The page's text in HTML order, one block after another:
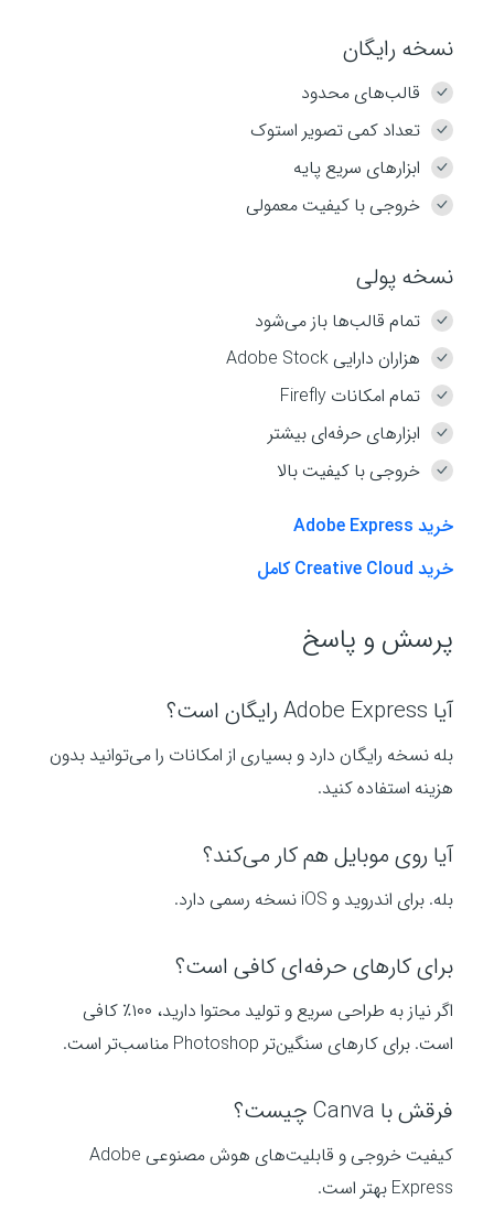
نسخه رایگان
قالب‌های محدود
تعداد کمی تصویر استوک
ابزارهای سریع پایه
خروجی با کیفیت معمولی
نسخه پولی
تمام قالب‌ها باز می‌شود
هزاران دارایی Adobe Stock
تمام امکانات Firefly
ابزارهای حرفه‌ای بیشتر
خروجی با کیفیت بالا
خرید Adobe Express
خرید Creative Cloud کامل
پرسش و پاسخ
آیا Adobe Express رایگان است؟
بله نسخه رایگان دارد و بسیاری از امکانات را می‌توانید بدون
هزینه استفاده کنید.
آیا روی موبایل هم کار می‌کند؟
بله. برای اندروید و iOS نسخه رسمی دارد.
برای کارهای حرفه‌ای کافی است؟
اگر نیاز به طراحی سریع و تولید محتوا دارید، ۱۰۰٪ کافی
است. برای کارهای سنگین‌تر Photoshop مناسب‌تر است.
فرقش با Canva چیست؟
کیفیت خروجی و قابلیت‌های هوش مصنوعی Adobe
Express بهتر است.